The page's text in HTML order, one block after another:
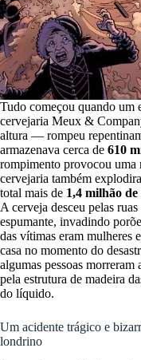
Tudo começou quando um
cervejaria Meux &
altura — rompeu
armazenava cerca de 610
rompimento provocou uma
cervejaria também
total mais de 1,4 milhão
A cerveja desceu pelas
espumante, invadindo
das vítimas eram mulheres
casa no momento do
algumas pessoas morreram
pela estrutura de madeira
do líquido.
Um acidente trágico e
londrino